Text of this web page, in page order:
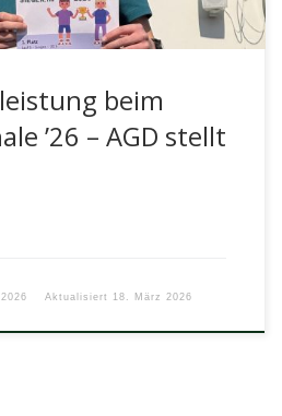
beim
’26 – AGD stellt
Aktualisiert 18. März 2026